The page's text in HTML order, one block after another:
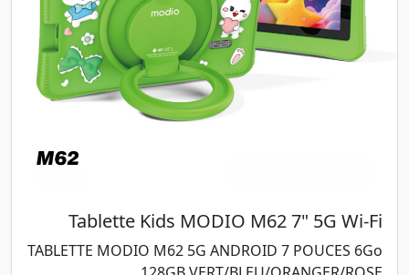
Tablette Kids MODIO M62 7" 5G Wi-Fi
TABLETTE MODIO M62 5G ANDROID 7 POUCES 6Go